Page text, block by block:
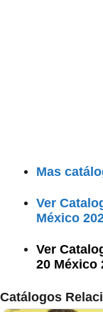
Mas
Ver
México
Ver
20 México
Catálogos